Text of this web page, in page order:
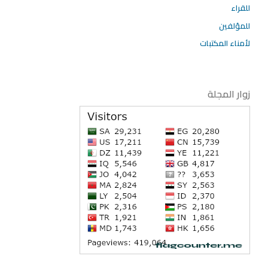
للقراء
للمؤلفين
لأمناء المكتبات
زوار المجلة